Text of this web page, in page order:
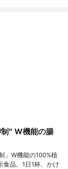
″ W機能の腸
」W機能の100%植
品。1日1杯、かけ